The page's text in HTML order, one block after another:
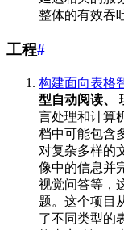
整体的有效吞
工程#
构建面向表格
型自动阅读、
言处理和计算
档中可能包含
对复杂多样的
像中的信息并
视觉问答等，
题。这个项目
了不同类型的